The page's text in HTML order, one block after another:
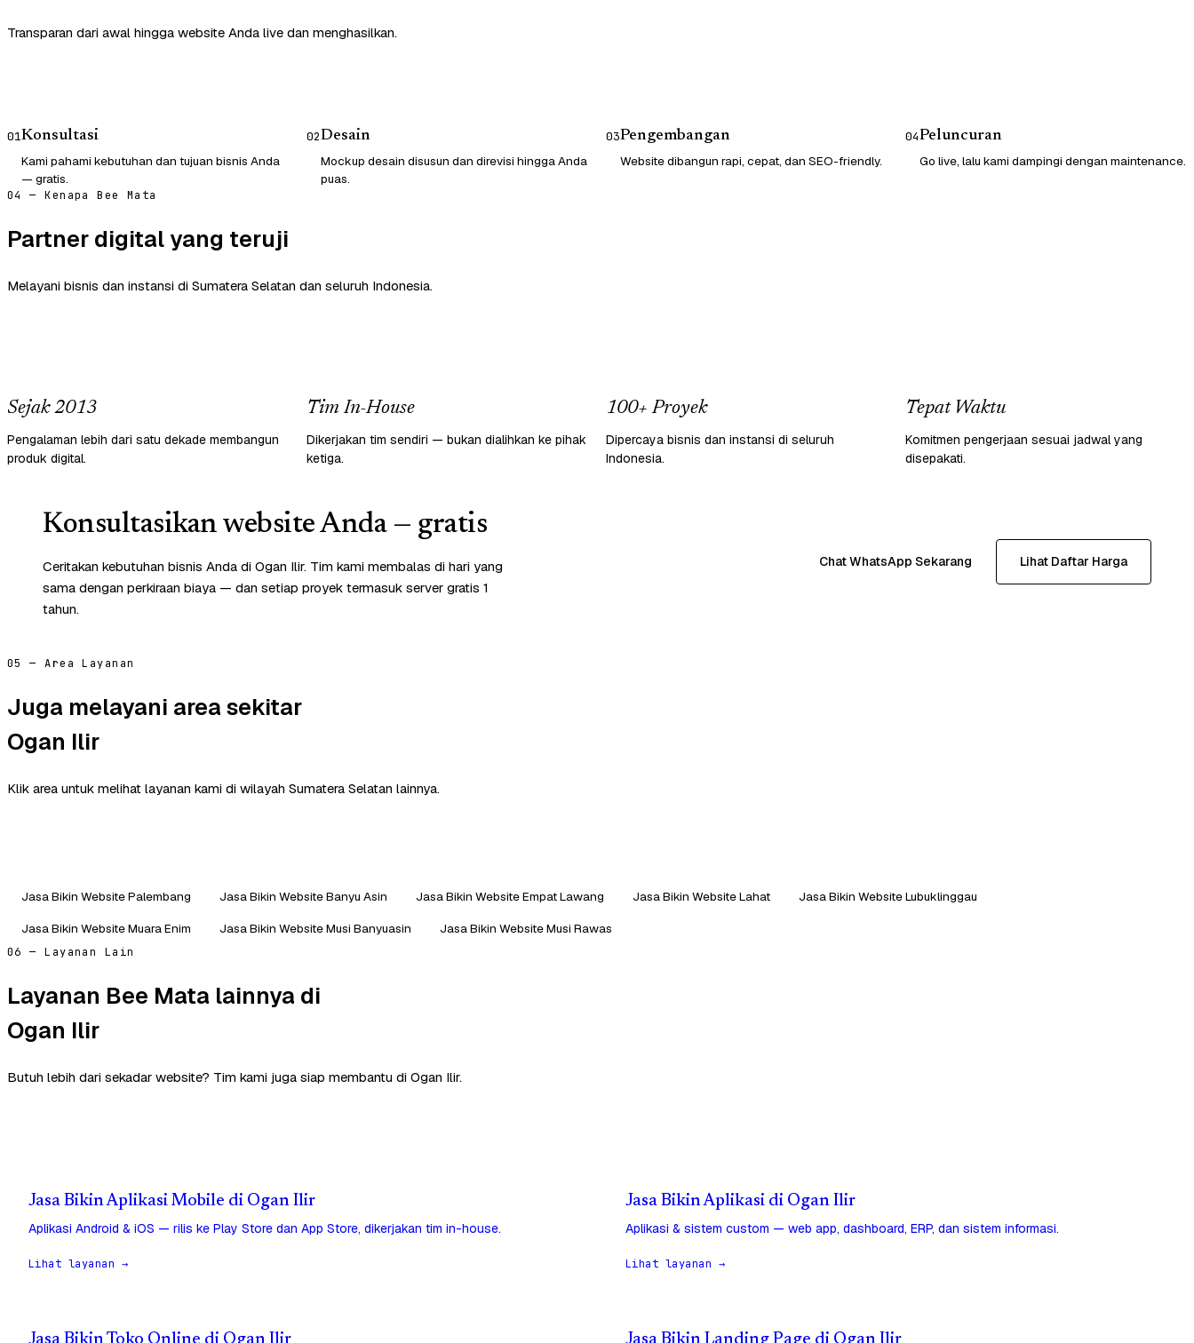
Transparan dari awal hingga website Anda live dan menghasilkan.
01Konsultasi
Kami pahami kebutuhan dan tujuan bisnis Anda
— gratis.
02Desain
Mockup desain disusun dan direvisi hingga Anda
puas.
03Pengembangan
Website dibangun rapi, cepat, dan SEO-friendly.
04Peluncuran
Go live, lalu kami dampingi dengan maintenance.
04 — Kenapa Bee Mata
Partner digital yang teruji
Melayani bisnis dan instansi di Sumatera Selatan dan seluruh Indonesia.
Sejak 2013
Pengalaman lebih dari satu dekade membangun
produk digital.
Tim In-House
Dikerjakan tim sendiri — bukan dialihkan ke pihak
ketiga.
100+ Proyek
Dipercaya bisnis dan instansi di seluruh
Indonesia.
Tepat Waktu
Komitmen pengerjaan sesuai jadwal yang
disepakati.
Konsultasikan website Anda — gratis
Ceritakan kebutuhan bisnis Anda di Ogan Ilir. Tim kami membalas di hari yang
sama dengan perkiraan biaya — dan setiap proyek termasuk server gratis 1
tahun.
Chat WhatsApp Sekarang Lihat Daftar Harga
05 — Area Layanan
Juga melayani area sekitar
Ogan Ilir
Klik area untuk melihat layanan kami di wilayah Sumatera Selatan lainnya.
Jasa Bikin Website Palembang Jasa Bikin Website Banyu Asin Jasa Bikin Website Empat Lawang Jasa Bikin Website Lahat
Jasa Bikin Website Lubuklinggau
Jasa Bikin Website Muara Enim
Jasa Bikin Website Musi Banyuasin Jasa Bikin Website Musi Rawas
06 — Layanan Lain
Layanan Bee Mata lainnya di
Ogan Ilir
Butuh lebih dari sekadar website? Tim kami juga siap membantu di Ogan Ilir.
Jasa Bikin Aplikasi Mobile di Ogan Ilir
Aplikasi Android & iOS — rilis ke Play Store dan App Store, dikerjakan tim in-house.
Lihat layanan →
Jasa Bikin Aplikasi di Ogan Ilir
Aplikasi & sistem custom — web app, dashboard, ERP, dan sistem informasi.
Lihat layanan →